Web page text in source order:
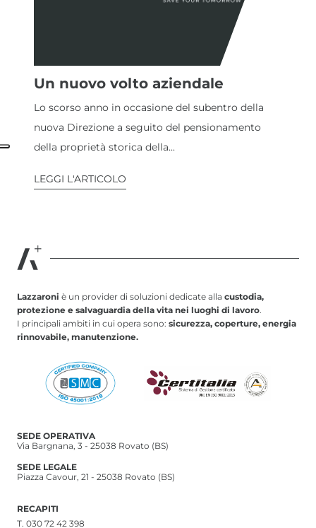
Un nuovo volto aziendale
Lo scorso anno in occasione del subentro della
nuova Direzione a seguito del pensionamento
della proprietà storica della...
LEGGI L'ARTICOLO
Lazzaroni è un provider di soluzioni dedicate alla custodia,
protezione e salvaguardia della vita nei luoghi di lavoro.
I principali ambiti in cui opera sono: sicurezza, coperture, energia
rinnovabile, manutenzione.
SEDE OPERATIVA
Via Bargnana, 3 - 25038 Rovato (BS)
SEDE LEGALE
Piazza Cavour, 21 - 25038 Rovato (BS)
RECAPITI
T. 030 72 42 398